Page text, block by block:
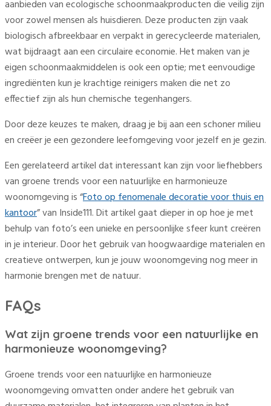
aanbieden van ecologische schoonmaakproducten die veilig zijn
voor zowel mensen als huisdieren. Deze producten zijn vaak
biologisch afbreekbaar en verpakt in gerecycleerde materialen,
wat bijdraagt aan een circulaire economie. Het maken van je
eigen schoonmaakmiddelen is ook een optie; met eenvoudige
ingrediënten kun je krachtige reinigers maken die net zo
effectief zijn als hun chemische tegenhangers.
Door deze keuzes te maken, draag je bij aan een schoner milieu
en creëer je een gezondere leefomgeving voor jezelf en je gezin.
Een gerelateerd artikel dat interessant kan zijn voor liefhebbers
van groene trends voor een natuurlijke en harmonieuze
woonomgeving is “Foto op fenomenale decoratie voor thuis en
kantoor” van Inside111. Dit artikel gaat dieper in op hoe je met
behulp van foto’s een unieke en persoonlijke sfeer kunt creëren
in je interieur. Door het gebruik van hoogwaardige materialen en
creatieve ontwerpen, kun je jouw woonomgeving nog meer in
harmonie brengen met de natuur.
FAQs
Wat zijn groene trends voor een natuurlijke en
harmonieuze woonomgeving?
Groene trends voor een natuurlijke en harmonieuze
woonomgeving omvatten onder andere het gebruik van